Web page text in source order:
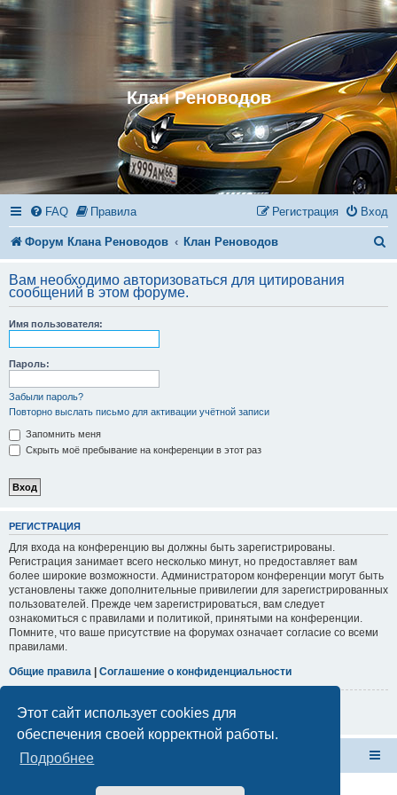
Этот сайт использует cookies для
обеспечения своей корректной работы.
Подробнее
Клан Реноводов
FAQ Правила Вход
Регистрация
Форум Клана Реноводов Клан Реноводов
Вам необходимо авторизоваться для цитирования
сообщений в этом форуме.
Имя пользователя:
Пароль:
Забыли пароль?
Повторно выслать письмо для активации учётной записи
Запомнить меня
Скрыть моё пребывание на конференции в этот раз
РЕГИСТРАЦИЯ
Для входа на конференцию вы должны быть зарегистрированы.
Регистрация занимает всего несколько минут, но предоставляет вам
более широкие возможности. Администратором конференции могут быть
установлены также дополнительные привилегии для зарегистрированных
пользователей. Прежде чем зарегистрироваться, вам следует
ознакомиться с правилами и политикой, принятыми на конференции.
Помните, что ваше присутствие на форумах означает согласие со всеми
правилами.
Общие правила | Соглашение о конфиденциальности
Регистрация
Форум Клана Реноводов